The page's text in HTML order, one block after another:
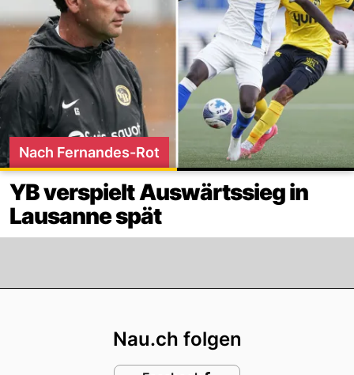
Nach Fernandes-Rot
YB verspielt Auswärtssieg in
Lausanne spät
Nau.ch folgen